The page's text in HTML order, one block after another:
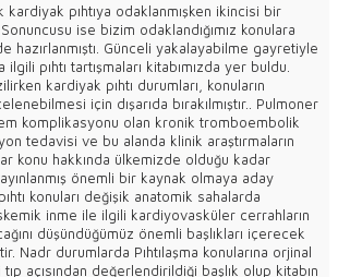
kardiyak pıhtıya odaklanmışken ikincisi bir
ise bizim odaklandığımız konulara
hazırlanmıştı. Günceli yakalayabilme gayretiyle
pıhtı tartışmaları kitabımızda yer buldu.
kardiyak pıhtı durumları, konuların
için dışarıda bırakılmıştır.. Pulmoner
komplikasyonu olan kronik tromboembolik
tedavisi ve bu alanda klinik araştırmaların
konu hakkında ülkemizde olduğu kadar
önemli bir kaynak olmaya aday
konuları değişik anatomik sahalarda
inme ile ilgili kardiyovasküler cerrahların
düşündüğümüz önemli başlıkları içerecek
Nadr durumlarda Pıhtılaşma konularına orjinal
tıp açısından değerlendirildiği başlık olup kitabın